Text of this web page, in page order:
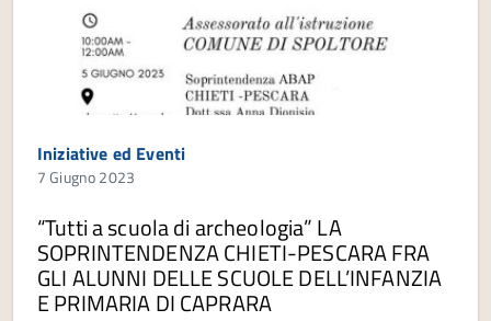
Iniziative ed Eventi
7 Giugno 2023
“Tutti a scuola di archeologia” LA
SOPRINTENDENZA CHIETI-PESCARA FRA
GLI ALUNNI DELLE SCUOLE DELL’INFANZIA
E PRIMARIA DI CAPRARA